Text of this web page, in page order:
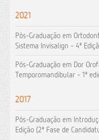
2021
Pós-Graduação em
Sistema Invisalign - 4ª
Pós-Graduação em Dor
Temporomandibular - 1ª
2017
Pós-Graduação em
Edição (2ª Fase de